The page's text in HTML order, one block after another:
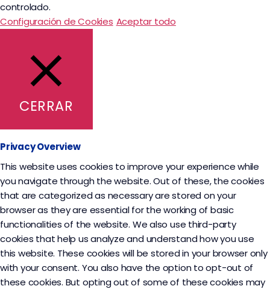
controlado.
Configuración de Cookies Aceptar todo
CERRAR
Privacy Overview
This website uses cookies to improve your experience while
you navigate through the website. Out of these, the cookies
that are categorized as necessary are stored on your
browser as they are essential for the working of basic
functionalities of the website. We also use third-party
cookies that help us analyze and understand how you use
this website. These cookies will be stored in your browser only
with your consent. You also have the option to opt-out of
these cookies. But opting out of some of these cookies may